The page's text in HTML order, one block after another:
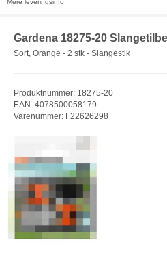
Mere leveringsinfo
Gardena 18275-20
Sort, Orange - 2 stk - Slangestik
Produktnummer: 18275-20
EAN: 4078500058179
Varenummer: F22626298